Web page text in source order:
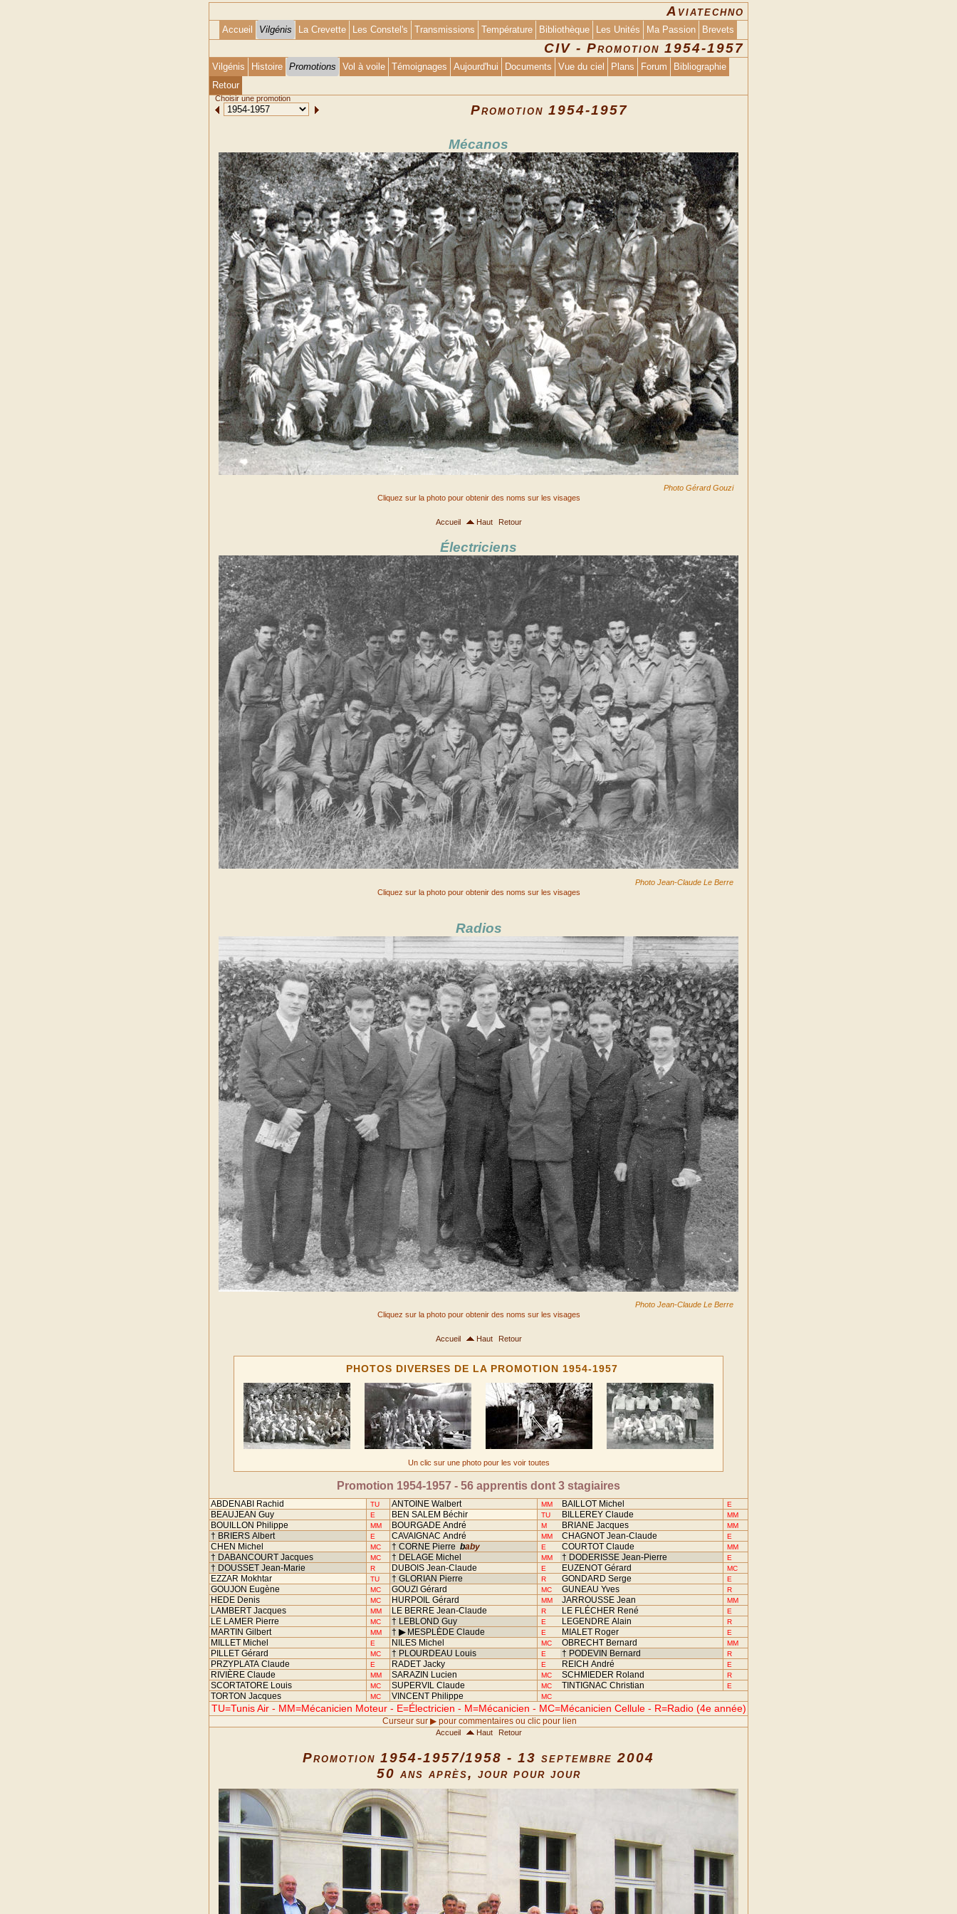
Aviatechno
Accueil Vilgénis La Crevette Les Constel's Transmissions Température Bibliothèque Les Unités Ma Passion Brevets
CIV - Promotion 1954-1957
Vilgénis Histoire Promotions Vol à voile Témoignages Aujourd'hui Documents Vue du ciel Plans Forum
Bibliographie
Retour
Choisir une promotion
Promotion 1954-1957
Mécanos
Photo Gérard Gouzi
Cliquez sur la photo pour obtenir des noms sur les visages
Accueil Haut Retour
Électriciens
Photo Jean-Claude Le Berre
Cliquez sur la photo pour obtenir des noms sur les visages
Radios
Photo Jean-Claude Le Berre
Cliquez sur la photo pour obtenir des noms sur les visages
Accueil Haut Retour
PHOTOS DIVERSES DE LA PROMOTION 1954-1957
Un clic sur une photo pour les voir toutes
Promotion 1954-1957 - 56 apprentis dont 3 stagiaires
ABDENABI Rachid TU ANTOINE Walbert MM BAILLOT Michel E
BEAUJEAN Guy E BEN SALEM Béchir TU BILLEREY Claude MM
BOUILLON Philippe MM BOURGADE André M BRIANE Jacques MM
† BRIERS Albert E CAVAIGNAC André MM CHAGNOT Jean-Claude E
CHEN Michel MC † CORNE Pierre baby E COURTOT Claude MM
† DABANCOURT Jacques MC † DELAGE Michel MM † DODERISSE Jean-Pierre E
† DOUSSET Jean-Marie R DUBOIS Jean-Claude E EUZENOT Gérard MC
EZZAR Mokhtar TU † GLORIAN Pierre R GONDARD Serge E
GOUJON Eugène MC GOUZI Gérard MC GUNEAU Yves R
HEDE Denis MC HURPOIL Gérard MM JARROUSSE Jean MM
LAMBERT Jacques MM LE BERRE Jean-Claude R LE FLÉCHER René E
LE LAMER Pierre MC † LEBLOND Guy E LEGENDRE Alain R
MARTIN Gilbert MM † ▶ MESPLÈDE Claude E MIALET Roger E
MILLET Michel E NILES Michel MC OBRECHT Bernard MM
PILLET Gérard MC † PLOURDEAU Louis E † PODEVIN Bernard R
PRZYPLATA Claude E RADET Jacky E REICH André E
RIVIÈRE Claude MM SARAZIN Lucien MC SCHMIEDER Roland R
SCORTATORE Louis MC SUPERVIL Claude MC TINTIGNAC Christian E
TORTON Jacques MC VINCENT Philippe MC
TU=Tunis Air - MM=Mécanicien Moteur - E=Électricien - M=Mécanicien - MC=Mécanicien Cellule - R=Radio (4e année)
Curseur sur ▶ pour commentaires ou clic pour lien
Accueil Haut Retour
Promotion 1954-1957/1958 - 13 septembre 2004
50 ans après, jour pour jour